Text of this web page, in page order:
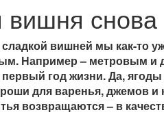
вишня
вишней мы как-то
Например – метровым и
год жизни. Да,
для варенья, джемов
возвращаются – в